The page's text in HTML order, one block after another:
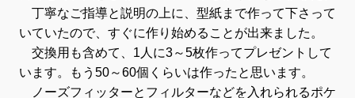
丁寧なご指導と説明の上に、型紙まで作って下さって
いていたので、すぐに作り始めることが出来ました。
交換用も含めて、1人に3～5枚作ってプレゼントして
います。もう50～60個くらいは作ったと思います。
ノーズフィッターとフィルターなどを入れられるポケ